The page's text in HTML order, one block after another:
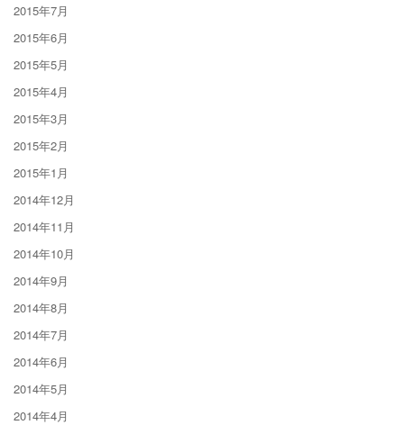
2015年7月
2015年6月
2015年5月
2015年4月
2015年3月
2015年2月
2015年1月
2014年12月
2014年11月
2014年10月
2014年9月
2014年8月
2014年7月
2014年6月
2014年5月
2014年4月